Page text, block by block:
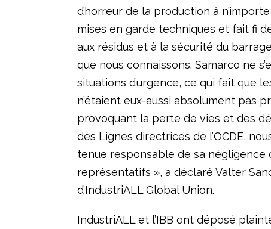
d’horreur de la production à
mises en garde techniques et fait fi
aux résidus et à la sécurité du
que nous connaissons. Samarco ne
situations d’urgence, ce qui fait que
n’étaient eux-aussi absolument pas
provoquant la perte de vies et des
des Lignes directrices de l’OCDE,
tenue responsable de sa négligence
représentatifs », a déclaré Valter
d’IndustriALL Global Union.
IndustriALL et l’IBB ont déposé